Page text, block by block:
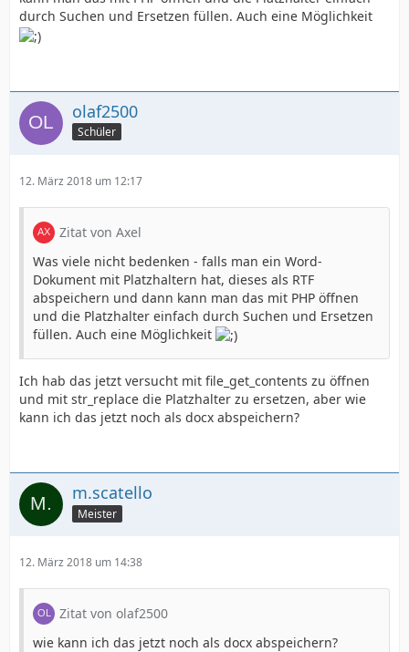
durch Suchen und Ersetzen füllen. Auch eine Möglichkeit
olaf2500
Schüler
12. März 2018 um 12:17
Zitat von Axel
Was viele nicht bedenken - falls man ein Word-
Dokument mit Platzhaltern hat, dieses als RTF
abspeichern und dann kann man das mit PHP öffnen
und die Platzhalter einfach durch Suchen und Ersetzen
füllen. Auch eine Möglichkeit
Ich hab das jetzt versucht mit file_get_contents zu öffnen
und mit str_replace die Platzhalter zu ersetzen, aber wie
kann ich das jetzt noch als docx abspeichern?
m.scatello
Meister
12. März 2018 um 14:38
Zitat von olaf2500
wie kann ich das jetzt noch als docx abspeichern?